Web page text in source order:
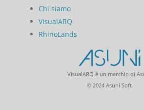
Chi siamo
VisualARQ
RhinoLands
VisualARQ è un marchio di
© 2024 Asuni Soft